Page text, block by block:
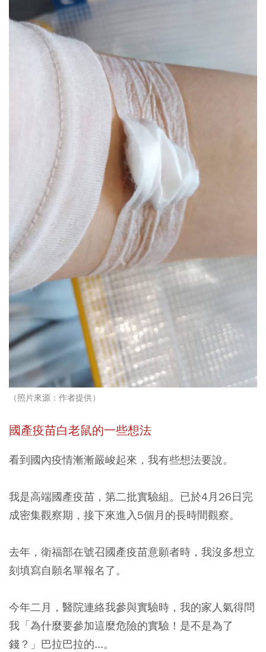
（照片來源：作者提供）
國產疫苗白老鼠的一些想法
看到國內疫情漸漸嚴峻起來，我有些想法要說。
我是高端國產疫苗，第二批實驗組。已於4月26日完
成密集觀察期，接下來進入5個月的長時間觀察。
去年，衛福部在號召國產疫苗意願者時，我沒多想立
刻填寫自願名單報名了。
今年二月，醫院連絡我參與實驗時，我的家人氣得問
我「為什麼要參加這麼危險的實驗！是不是為了
錢？」巴拉巴拉的...。